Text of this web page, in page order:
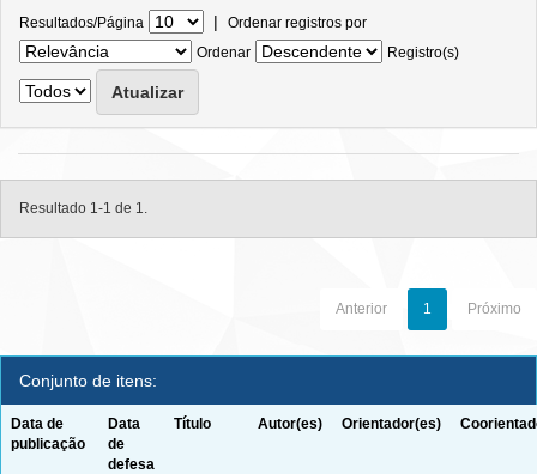
Resultados/Página | Ordenar registros por
Ordenar
Registro(s)
Resultado 1-1 de 1.
Anterior 1 Próximo
Conjunto de itens:
Data de
publicação
Data
de
defesa
Título Autor(es) Orientador(es)